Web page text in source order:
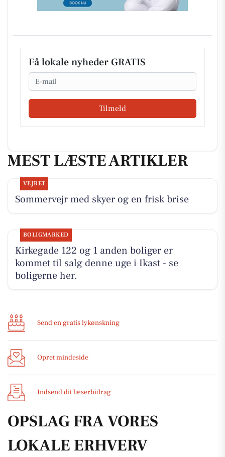
Få lokale nyheder GRATIS
Email
Tilmeld
MEST LÆSTE ARTIKLER
VEJRET
Sommervejr med skyer og en frisk brise
BOLIGMARKED
Kirkegade 122 og 1 anden boliger er
kommet til salg denne uge i Ikast - se
boligerne her.
Send en gratis lykønskning
Opret mindeside
Indsend dit læserbidrag
OPSLAG FRA VORES
LOKALE ERHVERV